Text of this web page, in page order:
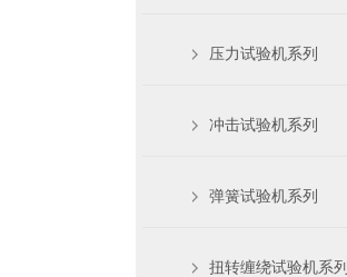
压力试验机系列
冲击试验机系列
弹簧试验机系列
扭转缠绕试验机系列